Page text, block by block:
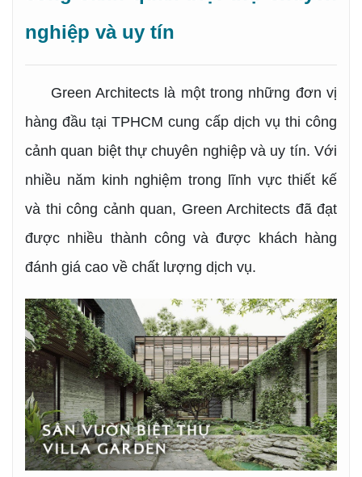
nghiệp và uy tín
Green Architects là một trong những đơn vị
hàng đầu tại TPHCM cung cấp dịch vụ thi công
cảnh quan biệt thự chuyên nghiệp và uy tín. Với
nhiều năm kinh nghiệm trong lĩnh vực thiết kế
và thi công cảnh quan, Green Architects đã đạt
được nhiều thành công và được khách hàng
đánh giá cao về chất lượng dịch vụ.